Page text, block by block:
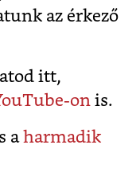
az érkező
itt,
on is.
aharmadik